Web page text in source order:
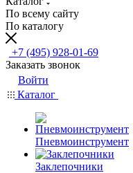
По всему сайту
По каталогу
+7 (495) 928-01-69
Заказать звонок
Войти
Каталог
Пневмоинструмент
Заклепочники